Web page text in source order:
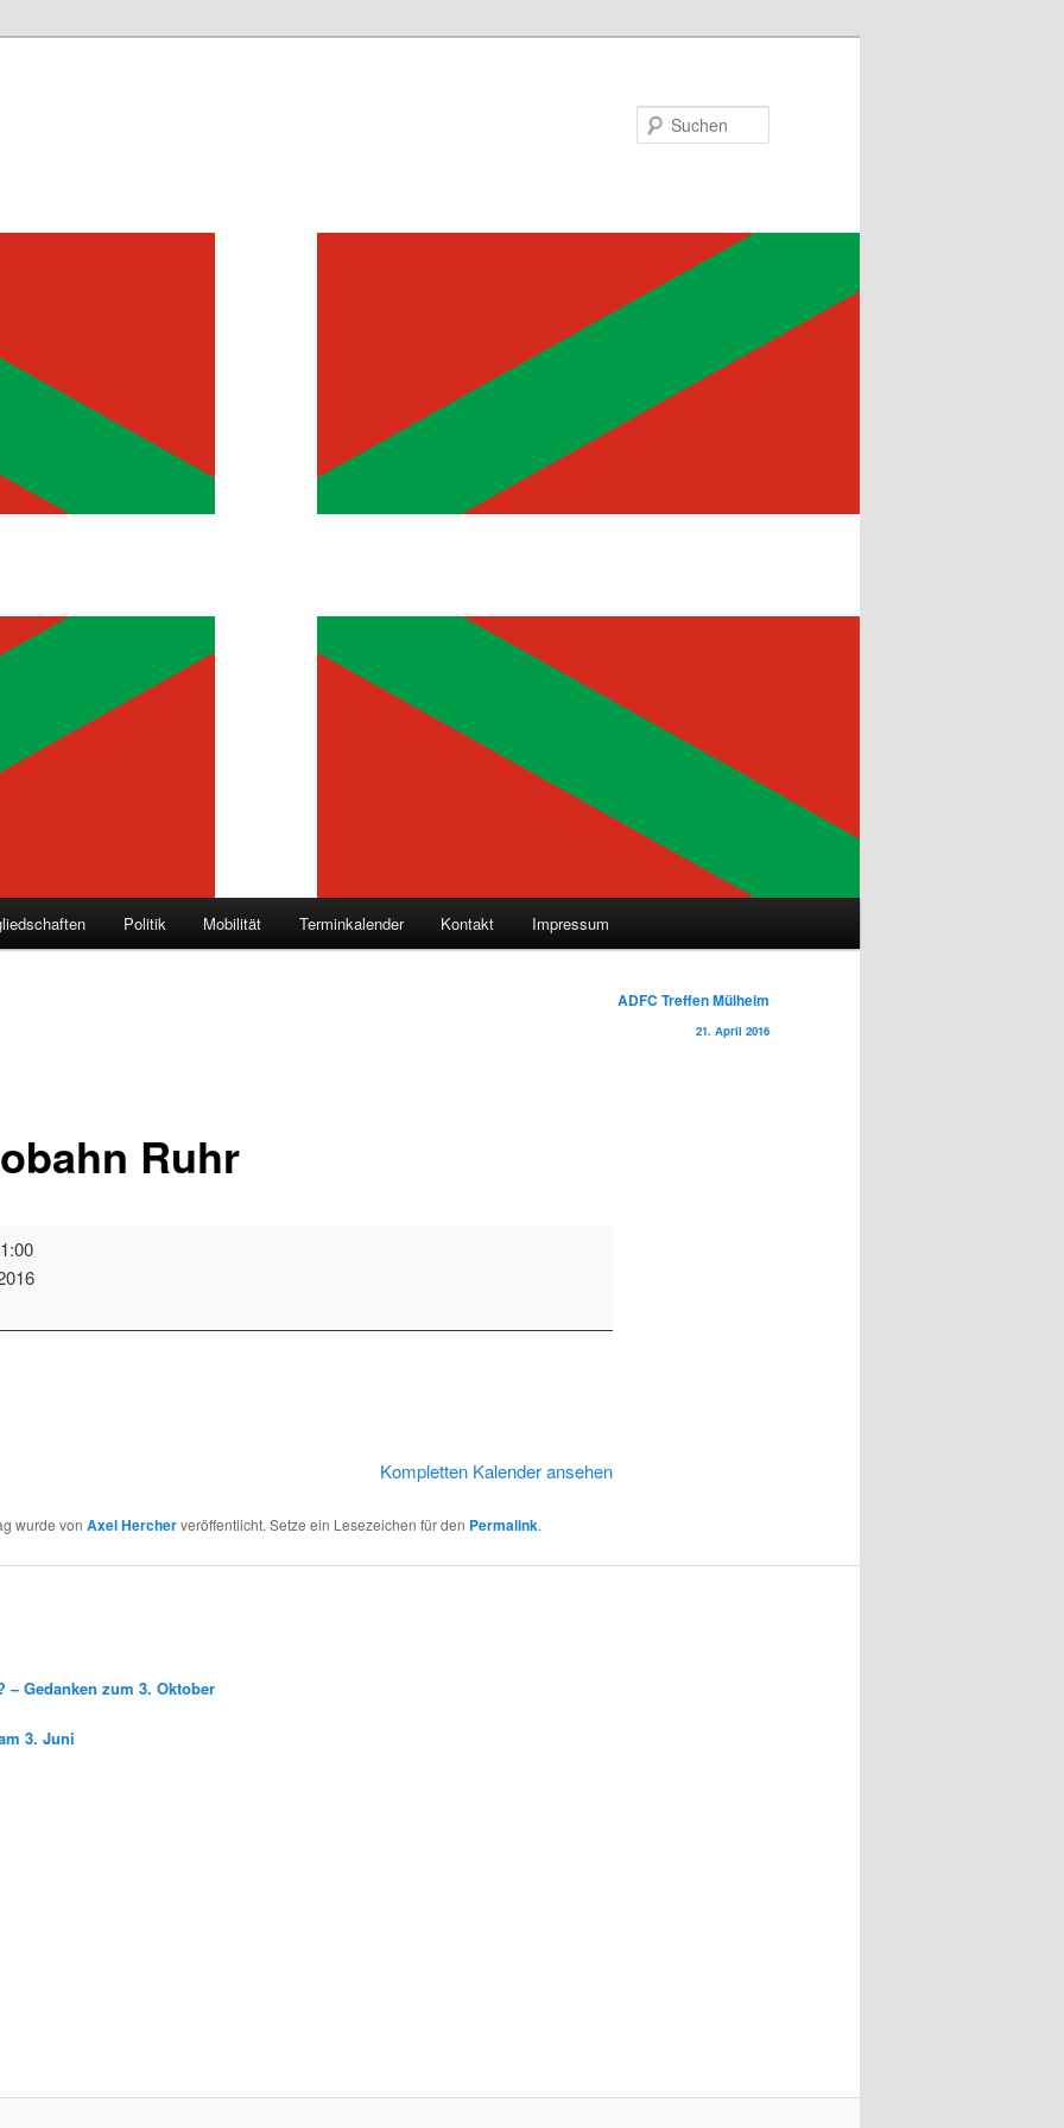
Politik Mobilität Terminkalender Kontakt Impressum
ADFC Treffen Mülheim
21. April 2016
Ruhr
Kompletten Kalender ansehen
wurde von Axel Hercherveröffentlicht. Setze ein Lesezeichen für den Permalink.
Gedanken zum 3. Oktober
3. Juni